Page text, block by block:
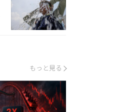
もっと見る